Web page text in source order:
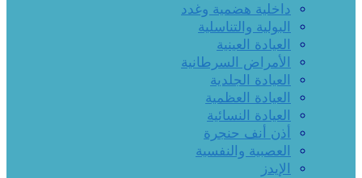
داخلية هضمية وغدد
البولية والتناسلية
العيادة العينية
الأمراض السرطانية
العيادة الجلدية
العيادة العظمية
العيادة النسائية
أذن أنف حنجرة
العصبية والنفسية
الإيدز